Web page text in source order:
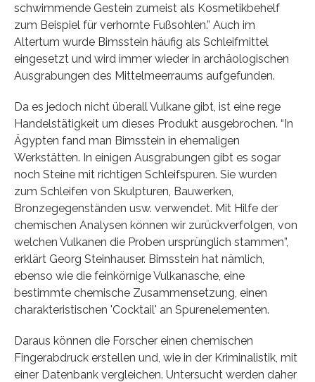
schwimmende Gestein zumeist als Kosmetikbehelf
zum Beispiel für verhornte Fußsohlen.” Auch im
Altertum wurde Bimsstein häufig als Schleifmittel
eingesetzt und wird immer wieder in archäologischen
Ausgrabungen des Mittelmeerraums aufgefunden.
Da es jedoch nicht überall Vulkane gibt, ist eine rege
Handelstätigkeit um dieses Produkt ausgebrochen. “In
Ägypten fand man Bimsstein in ehemaligen
Werkstätten. In einigen Ausgrabungen gibt es sogar
noch Steine mit richtigen Schleifspuren. Sie wurden
zum Schleifen von Skulpturen, Bauwerken,
Bronzegegenständen usw. verwendet. Mit Hilfe der
chemischen Analysen können wir zurückverfolgen, von
welchen Vulkanen die Proben ursprünglich stammen”,
erklärt Georg Steinhauser. Bimsstein hat nämlich,
ebenso wie die feinkörnige Vulkanasche, eine
bestimmte chemische Zusammensetzung, einen
charakteristischen 'Cocktail' an Spurenelementen.
Daraus können die Forscher einen chemischen
Fingerabdruck erstellen und, wie in der Kriminalistik, mit
einer Datenbank vergleichen. Untersucht werden daher